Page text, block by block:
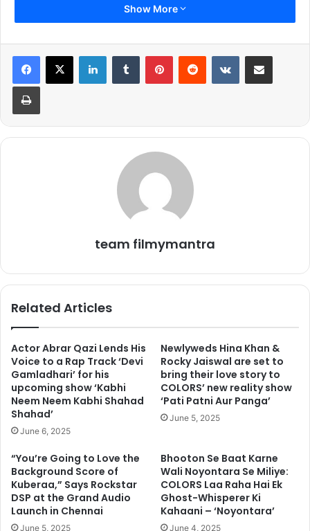
ही अधिक है। उनकी पत्नी का नाम रितिका सजदेह है। साल 2015 में रोहित शर्मा
ने रितिका से शादी की थी। रोहित शर्मा की पत्नी एक बहुत ही अमीर घराने से है।
रितिका के पिता का नाम बॉबी सजदेह है। बॉबी सजदेह एक बहुत ही बड़े बिजनेसमैन
की बैटिंग करने का अंदाज सबके दिलों को जीत लिया करता था। तभी तो इन्हें
विस्फोटक सलामी बल्लेबाज भी कहा जाता है। सहवाग की पत्नी का नाम आरती
अहलावत है। आरती के साथ सहवाग ने साल 2004 में शादी रचाई थी। आरती
अहलावत के पिता बहुत ही बड़े वकील हैं।
Show More
team filmymantra
Related Articles
Actor Abrar Qazi Lends His
Voice to a Rap Track ‘Devi
Gamladhari’ for his
upcoming show ‘Kabhi
Neem Neem Kabhi Shahad
Shahad’
June 6, 2025
Newlyweds Hina Khan &
Rocky Jaiswal are set to
bring their love story to
COLORS’ new reality show
‘Pati Patni Aur Panga’
June 5, 2025
“You’re Going to Love the
Background Score of
Kuberaa,” Says Rockstar
DSP at the Grand Audio
Launch in Chennai
June 5, 2025
Bhooton Se Baat Karne
Wali Noyontara Se Miliye:
COLORS Laa Raha Hai Ek
Ghost-Whisperer Ki
Kahaani – ‘Noyontara’
June 4, 2025